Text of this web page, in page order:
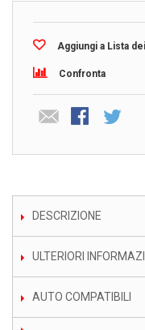
Aggiungi a Lista
Confronta
DESCRIZIONE
ULTERIORI
AUTO COMPATIBILI